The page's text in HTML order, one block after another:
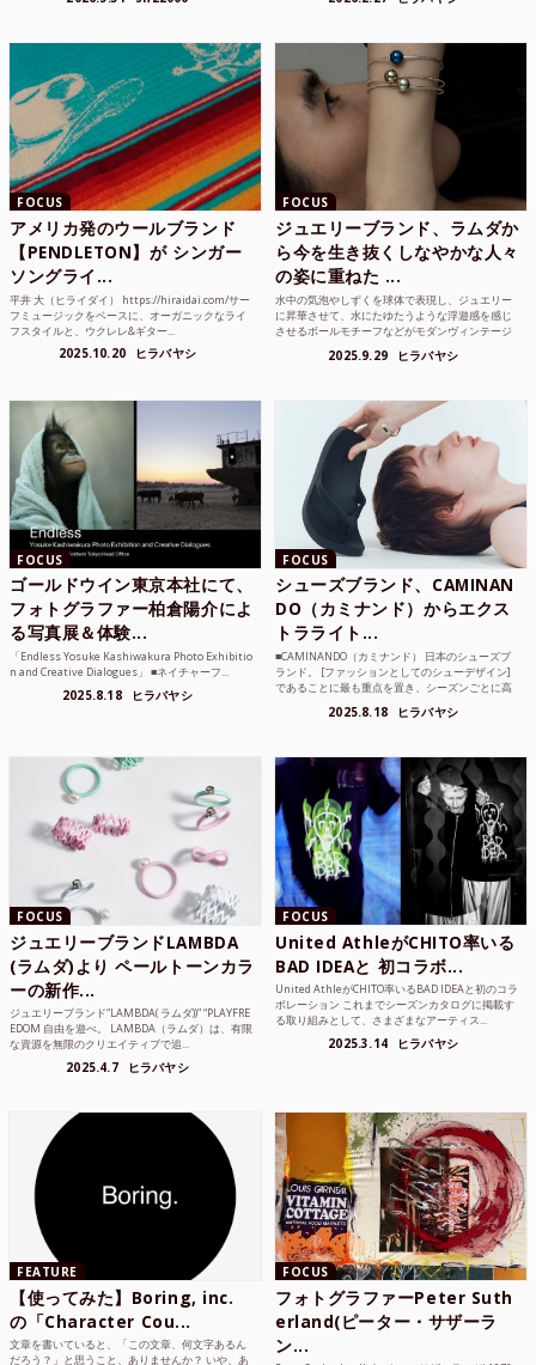
FOCUS
アメリカ発のウールブランド
【PENDLETON】が シンガー
ソングライ...
平井 大（ヒライダイ） https://hiraidai.com/サー
フミュージックをベースに、オーガニックなライ
フスタイルと、ウクレレ&ギター...
2025.10.20 ヒラバヤシ
FOCUS
ジュエリーブランド、ラムダか
ら今を生き抜くしなやかな人々
の姿に重ねた ...
水中の気泡やしずくを球体で表現し、ジュエリー
に昇華させて、水にたゆたうような浮遊感を感じ
させるボールモチーフなどがモダンヴィンテージ
2025.9.29 ヒラバヤシ
FOCUS
ゴールドウイン東京本社にて、
フォトグラファー柏倉陽介によ
る写真展＆体験...
「Endless Yosuke Kashiwakura Photo Exhibitio
n and Creative Dialogues」 ■ネイチャーフ...
2025.8.18 ヒラバヤシ
FOCUS
シューズブランド、CAMINAN
DO（カミナンド）からエクス
トラライト...
■CAMINANDO（カミナンド） 日本のシューズブ
ランド。 [ファッションとしてのシューデザイン]
であることに最も重点を置き、シーズンごとに高
2025.8.18 ヒラバヤシ
FOCUS
ジュエリーブランドLAMBDA
(ラムダ)より ペールトーンカラ
ーの新作...
ジュエリーブランド“LAMBDA( ラムダ))” “PLAYFRE
EDOM 自由を遊べ。 LAMBDA（ラムダ）は、有限
な資源を無限のクリエイティブで追...
2025.4.7 ヒラバヤシ
FOCUS
United AthleがCHITO率いる
BAD IDEAと 初コラボ...
United AthleがCHITO率いるBAD IDEAと初のコラ
ボレーション これまでシーズンカタログに掲載す
る取り組みとして、さまざまなアーティス...
2025.3.14 ヒラバヤシ
FEATURE
【使ってみた】Boring, inc.
の「Character Cou...
文章を書いていると、「この文章、何文字あるん
だろう？」と思うこと、ありませんか？ いや、あ
FOCUS
フォトグラファーPeter Suth
erland(ピーター・サザーラ
ン...